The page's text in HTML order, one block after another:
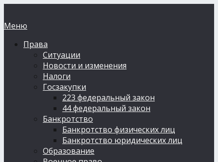
Меню
Права
Ситуации
Новости и изменения
Налоги
Госзакупки
223 федеральный закон
44 федеральный закон
Банкротство
Банкротство физических лиц
Банкротство юридических лиц
Образование